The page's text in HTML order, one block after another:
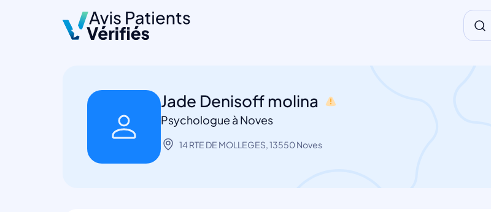
Jade Denisoff molina
Psychologue à Noves
14 RTE DE MOLLEGES, 13550 Noves